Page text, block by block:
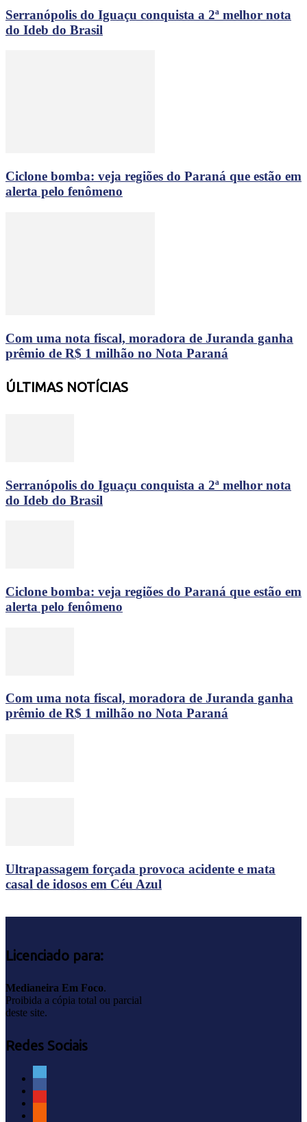
Serranópolis do Iguaçu conquista a 2ª melhor nota
do Ideb do Brasil
Ciclone bomba: veja regiões do Paraná que estão em
alerta pelo fenômeno
Com uma nota fiscal, moradora de Juranda ganha
prêmio de R$ 1 milhão no Nota Paraná
ÚLTIMAS NOTÍCIAS
Serranópolis do Iguaçu conquista a 2ª melhor nota
do Ideb do Brasil
Ciclone bomba: veja regiões do Paraná que estão em
alerta pelo fenômeno
Com uma nota fiscal, moradora de Juranda ganha
prêmio de R$ 1 milhão no Nota Paraná
Ultrapassagem forçada provoca acidente e mata
casal de idosos em Céu Azul
Licenciado para:
Medianeira Em Foco.
Proibida a cópia total ou parcial
deste site.
Redes Sociais